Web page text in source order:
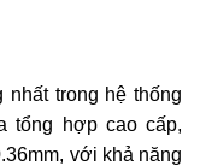
nhất trong hệ thống
tổng hợp cao cấp,
với khả năng